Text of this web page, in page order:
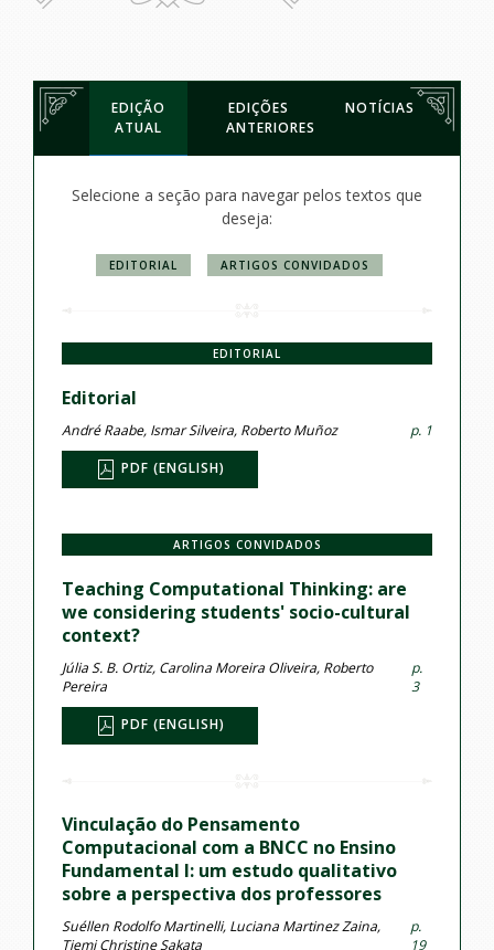
EDIÇÃO
ATUAL
EDIÇÕES
ANTERIORES
NOTÍCIAS
Selecione a seção para navegar pelos textos que
deseja:
EDITORIAL ARTIGOS CONVIDADOS
EDITORIAL
Editorial
André Raabe, Ismar Silveira, Roberto Muñoz p. 1
PDF (ENGLISH)
ARTIGOS CONVIDADOS
Teaching Computational Thinking: are
we considering students' socio-cultural
context?
Júlia S. B. Ortiz, Carolina Moreira Oliveira, Roberto
Pereira
p.
3
PDF (ENGLISH)
Vinculação do Pensamento
Computacional com a BNCC no Ensino
Fundamental I: um estudo qualitativo
sobre a perspectiva dos professores
Suéllen Rodolfo Martinelli, Luciana Martinez Zaina,
Tiemi Christine Sakata
p.
19